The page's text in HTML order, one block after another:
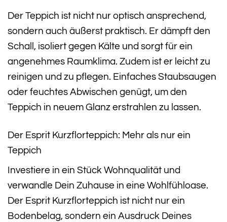
Der Teppich ist nicht nur optisch ansprechend,
sondern auch äußerst praktisch. Er dämpft den
Schall, isoliert gegen Kälte und sorgt für ein
angenehmes Raumklima. Zudem ist er leicht zu
reinigen und zu pflegen. Einfaches Staubsaugen
oder feuchtes Abwischen genügt, um den
Teppich in neuem Glanz erstrahlen zu lassen.
Der Esprit Kurzflorteppich: Mehr als nur ein
Teppich
Investiere in ein Stück Wohnqualität und
verwandle Dein Zuhause in eine Wohlfühloase.
Der Esprit Kurzflorteppich ist nicht nur ein
Bodenbelag, sondern ein Ausdruck Deines